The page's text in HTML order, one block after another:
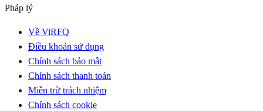
Pháp lý
Về ViRFQ
Điều khoản sử dụng
Chính sách bảo mật
Chính sách thanh toán
Miễn trừ trách nhiệm
Chính sách cookie